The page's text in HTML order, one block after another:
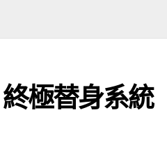
極替身系統